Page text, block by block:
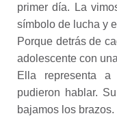
primer día. La
símbolo de lucha y
Porque detrás de
adolescente con
Ella representa
pudieron hablar.
bajamos los brazos.